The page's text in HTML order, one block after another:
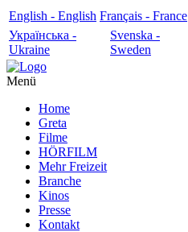
English - English Français - France
Українська -
Ukraine
Svenska -
Sweden
Menü
Home
Greta
Filme
HÖRFILM
Mehr Freizeit
Branche
Kinos
Presse
Kontakt